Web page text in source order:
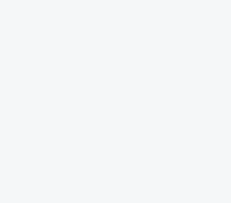
chez PwC